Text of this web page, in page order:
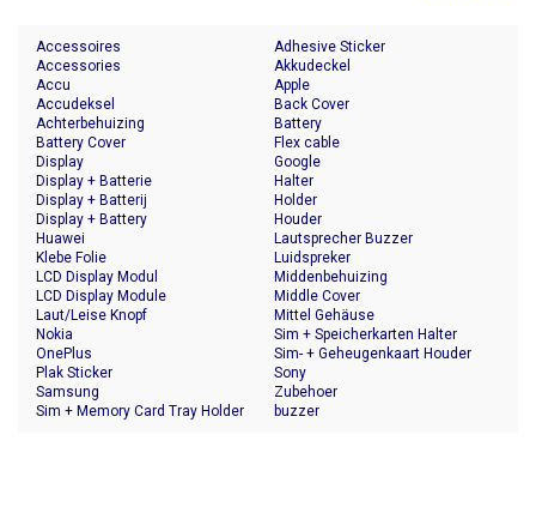
Accessoires
Accessories
Accu
Accudeksel
Achterbehuizing
Adhesive Sticker
Akkudeckel
Apple
Back Cover
Battery
Battery Cover
Display
Display + Batterie
Display + Batterij
Display + Battery
Flex cable
Google
Halter
Holder
Houder
Huawei
Klebe Folie
LCD Display Modul
LCD Display Module
Laut/Leise Knopf
Lautsprecher Buzzer
Luidspreker
Middenbehuizing
Middle Cover
Mittel Gehäuse
Nokia
OnePlus
Plak Sticker
Samsung
Sim + Memory Card Tray Holder
Sim + Speicherkarten Halter
Sim- + Geheugenkaart Houder
Sony
Zubehoer
buzzer